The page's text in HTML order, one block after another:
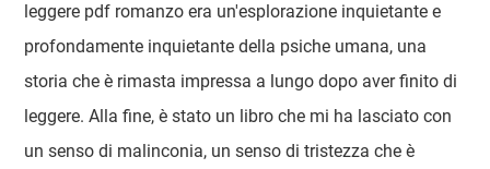
leggere pdf romanzo era un'esplorazione inquietante e
profondamente inquietante della psiche umana, una
storia che è rimasta impressa a lungo dopo aver finito di
leggere. Alla fine, è stato un libro che mi ha lasciato con
un senso di malinconia, un senso di tristezza che è